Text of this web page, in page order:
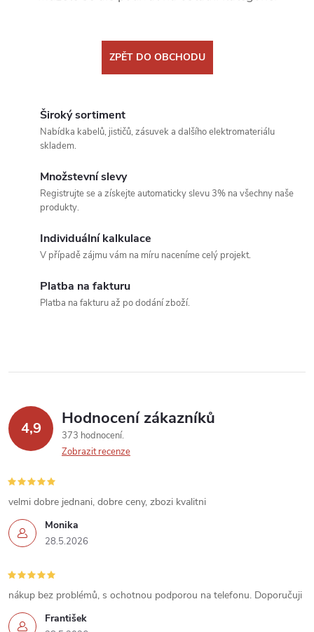
ZPĚT DO OBCHODU
Široký sortiment
Nabídka kabelů, jističů, zásuvek a dalšího elektromateriálu
skladem.
Množstevní slevy
Registrujte se a získejte automaticky slevu 3% na všechny naše
produkty.
Individuální kalkulace
V případě zájmu vám na míru naceníme celý projekt.
Platba na fakturu
Platba na fakturu až po dodání zboží.
4,9 Hodnocení zákazníků
373 hodnocení
Zobrazit recenze
Monika
28.5.2026
velmi dobre jednani, dobre ceny, zbozi kvalitni
František
nákup bez problémů, s ochotnou podporou na telefonu. Doporučuji